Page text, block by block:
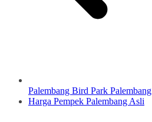
Palembang Bird Park Palembang
Harga Pempek Palembang Asli